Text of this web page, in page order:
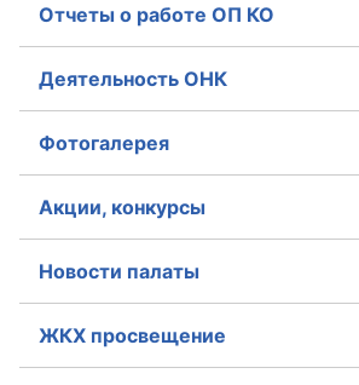
Отчеты о работе ОП КО
Деятельность ОНК
Фотогалерея
Акции, конкурсы
Новости палаты
ЖКХ просвещение